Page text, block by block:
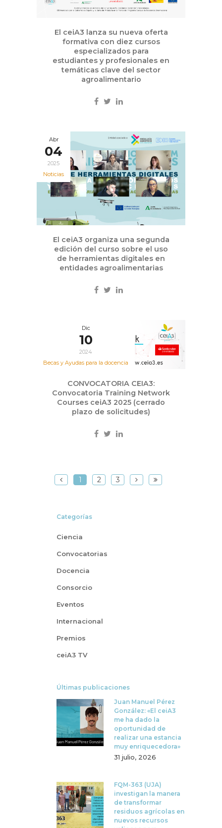
El ceiA3 lanza su nueva oferta
formativa con diez cursos
especializados para
estudiantes y profesionales en
temáticas clave del sector
agroalimentario
Abr
04
2025
Noticias
El ceiA3 organiza una segunda
edición del curso sobre el uso
de herramientas digitales en
entidades agroalimentarias
Dic
10
2024
Becas y Ayudas para la docencia
CONVOCATORIA CEIA3:
Convocatoria Training Network
Courses ceiA3 2025 (cerrado
plazo de solicitudes)
1 2 3
Categorías
Ciencia
Convocatorias
Docencia
Consorcio
Eventos
Internacional
Premios
ceiA3 TV
Últimas publicaciones
Juan Manuel Pérez
González: «El ceiA3
me ha dado la
oportunidad de
realizar una estancia
muy enriquecedora»
31 julio, 2026
FQM-363 (UJA)
investigan la manera
de transformar
residuos agrícolas en
nuevos recursos